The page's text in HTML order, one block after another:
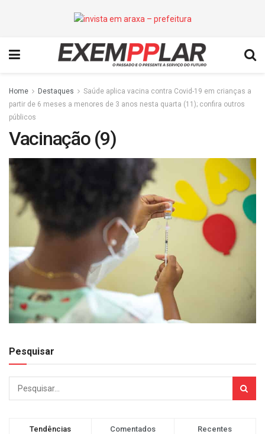
Home Destaques
Saúde aplica vacina contra Covid-19 em crianças a
partir de 6 meses a menores de 3 anos nesta quarta (11); confira outros
públicos
Vacinação (9)
Pesquisar
Tendências Comentados Recentes